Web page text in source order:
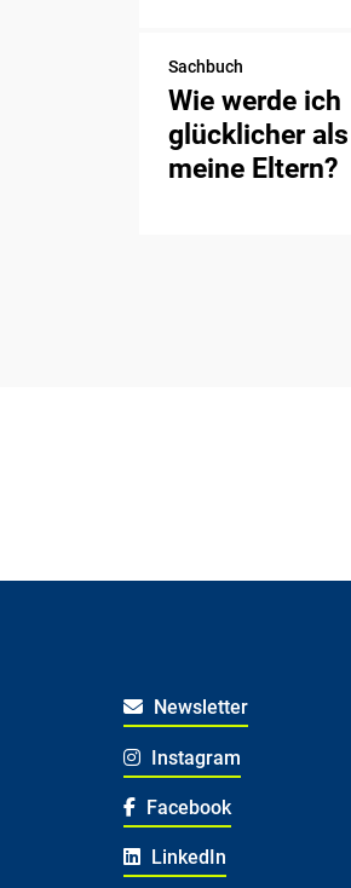
Sachbuch
Wie werde ich
glücklicher als
meine Eltern?
Newsletter
Instagram
Facebook
LinkedIn